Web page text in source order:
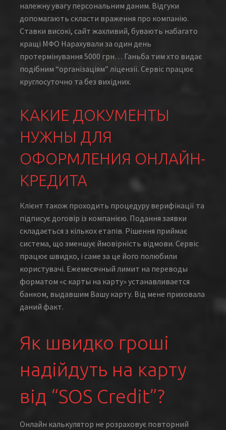
належну увагу персональним даним. Відгуки
допомагають скласти враження про компанію.
Ставки високі, сайт жахливий, бувають набагато
кращі МФО Нарахували за один день
протермінування 5000 грн… Ганьба тим хто видає
подібним “організаціям” ліцензії. Сервіс працює
круглосуточно та без вихідних.
КАКИЕ ДОКУМЕНТЫ
НУЖНЫ ДЛЯ
ОФОРМЛЕНИЯ ОНЛАЙН-
КРЕДИТА
Клієнт також проходить процедуру верифікації та
підписує договір із компанією. Подання заявки
складається з кількох етапів. Рішення приймає
система, що зменшує ймовірність відмови. Сервіс
працює швидко, і саме за це його полюбили
користувачі. Ежемесячный лимит на переводы
форматом «с карты на карту» устанавливается
банком, выдавшим Вашу карту. Від мене приховала
даний факт.
Як швидко гроші
надійдуть на карту
від “SOS Credit”?
Онлайн калькулятор не розраховує повторний